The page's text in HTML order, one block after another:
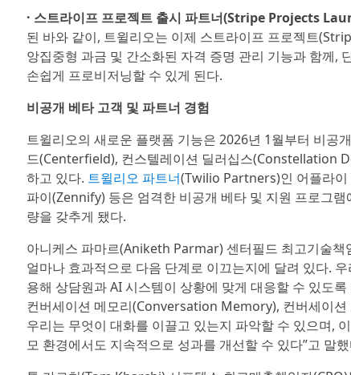
· 스트라이프 프로젝트 출시 파트너(Stripe Projects
된 바와 같이, 트윌리오는 이제 스트라이프 프로젝트
앙집중형 과금 및 간소화된 자격 증명 관리 기능과 함께,
손쉽게 프로비저닝할 수 있게 된다.
비공개 베타 고객 및 파트너 경험
트윌리오의 새로운 플랫폼 기능은 2026년 1월부터 비공
드(Centerfield), 컨스텔레이션 딜러십스(Constellation
하고 있다. 트윌리오 파트너(Twilio Partners)인 어플라이
파이(Zennify) 등은 엄격한 비공개 베타 및 지원 프로그
량을 갖추게 됐다.
아니케스 파마르(Aniketh Parmar) 센터필드 최고기술
얼마나 효과적으로 다음 단계로 이끄는지에 달려 있다.
용해 상담원과 AI 시스템이 상황에 맞게 대응할 수 있
컨버세이션 메모리(Conversation Memory), 컨버세이
우리는 무엇이 대화를 이끌고 있는지 파악할 수 있으며,
모 환경에서도 지속적으로 성과를 개선할 수 있다”고 말